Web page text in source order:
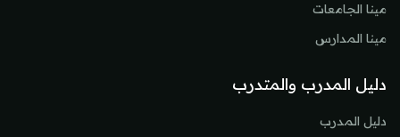
مينا الجامعات
مينا المدارس
دليل المدرب والمتدرب
دليل المدرب